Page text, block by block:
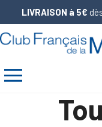
LIVRAISON à 5€